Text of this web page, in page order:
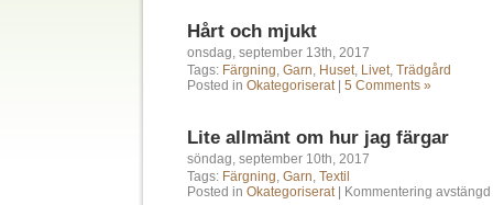
Hårt och mjukt
onsdag, september 13th, 2017
Tags: Färgning, Garn, Huset, Livet, Trädgård
Posted in Okategoriserat| 5 Comments »
Lite allmänt om hur jag färgar
söndag, september 10th, 2017
Tags: Färgning, Garn, Textil
Posted in Okategoriserat| Kommentering avstängd